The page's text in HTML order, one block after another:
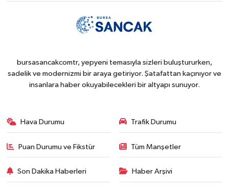
bursasancakcomtr, yepyeni temasıyla sizleri buluştururken,
sadelik ve modernizmi bir araya getiriyor. Şatafattan kaçınıyor ve
insanlara haber okuyabilecekleri bir altyapı sunuyor.
Hava Durumu Trafik Durumu
Puan Durumu ve Fikstür Tüm Manşetler
Son Dakika Haberleri Haber Arşivi